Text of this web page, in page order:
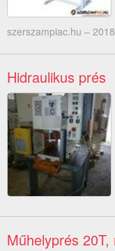
szerszampiac.hu –
Hidraulikus prés
Műhelyprés